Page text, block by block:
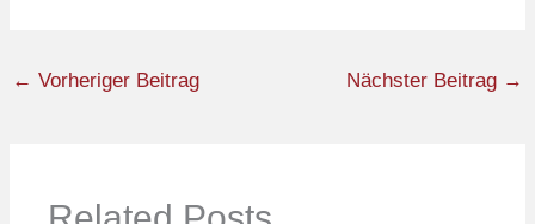
← Vorheriger Beitrag Nächster Beitrag →